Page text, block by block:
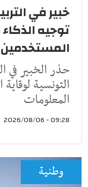
خبير في
توجيه
المستخدمين
حذر الخبير في
التونسية
المعلومات
09:28 - 2026/08/06
وطنية